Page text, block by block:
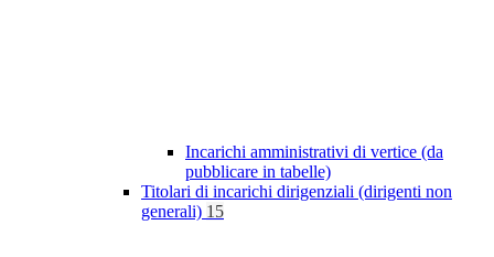
Incarichi amministrativi di vertice (da
pubblicare in tabelle)
Titolari di incarichi dirigenziali (dirigenti non
generali) 15